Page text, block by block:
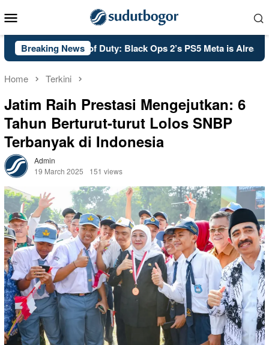
to
Menu
Breaking News
PSA: Call of Duty: Black Ops 2’s PS5 Meta is Already Set
Home Terkini
Jatim Raih Prestasi Mengejutkan: 6
Tahun Berturut-turut Lolos SNBP
Terbanyak di Indonesia
Admin
19 March 2025
151 views